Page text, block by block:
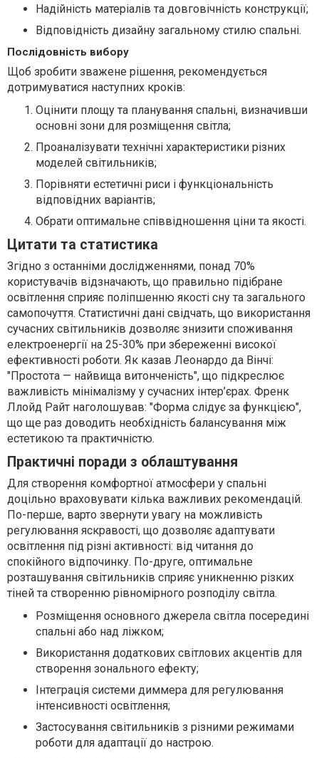
Надійність матеріалів та довговічність конструкції;
Відповідність дизайну загальному стилю спальні.
Послідовність вибору
Щоб зробити зважене рішення, рекомендується
дотримуватися наступних кроків:
Оцінити площу та планування спальні, визначивши
основні зони для розміщення світла;
Проаналізувати технічні характеристики різних
моделей світильників;
Порівняти естетичні риси і функціональність
відповідних варіантів;
Обрати оптимальне співвідношення ціни та якості.
Цитати та статистика
Згідно з останніми дослідженнями, понад 70%
користувачів відзначають, що правильно підібране
освітлення сприяє поліпшенню якості сну та загального
самопочуття. Статистичні дані свідчать, що використання
сучасних світильників дозволяє знизити споживання
електроенергії на 25-30% при збереженні високої
ефективності роботи. Як казав Леонардо да Вінчі:
"Простота — найвища витонченість", що підкреслює
важливість мінімалізму у сучасних інтер’єрах. Френк
Ллойд Райт наголошував: "Форма слідує за функцією",
що ще раз доводить необхідність балансування між
естетикою та практичністю.
Практичні поради з облаштування
Для створення комфортної атмосфери у спальні
доцільно враховувати кілька важливих рекомендацій.
По-перше, варто звернути увагу на можливість
регулювання яскравості, що дозволяє адаптувати
освітлення під різні активності: від читання до
спокійного відпочинку. По-друге, оптимальне
розташування світильників сприяє уникненню різких
тіней та створенню рівномірного розподілу світла.
Розміщення основного джерела світла посередині
спальні або над ліжком;
Використання додаткових світлових акцентів для
створення зонального ефекту;
Інтеграція системи диммера для регулювання
інтенсивності освітлення;
Застосування світильників з різними режимами
роботи для адаптації до настрою.